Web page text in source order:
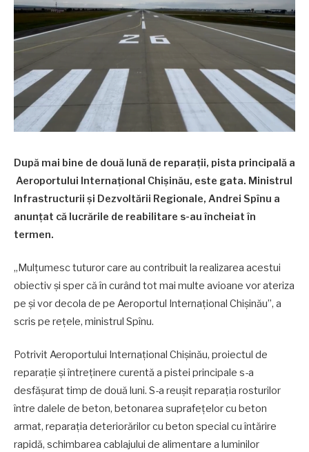
După mai bine de două lună de reparații, pista principală a
Aeroportului Internațional Chișinău, este gata. Ministrul
Infrastructurii și Dezvoltării Regionale, Andrei Spînu a
anunțat că lucrările de reabilitare s-au încheiat în
termen.
„Mulțumesc tuturor care au contribuit la realizarea acestui
obiectiv și sper că în curând tot mai multe avioane vor ateriza
pe și vor decola de pe Aeroportul Internațional Chișinău”, a
scris pe rețele, ministrul Spînu.
Potrivit Aeroportului Internațional Chișinău, proiectul de
reparație și întreținere curentă a pistei principale s-a
desfășurat timp de două luni. S-a reușit reparația rosturilor
între dalele de beton, betonarea suprafețelor cu beton
armat, reparația deteriorărilor cu beton special cu întărire
rapidă, schimbarea cablajului de alimentare a luminilor